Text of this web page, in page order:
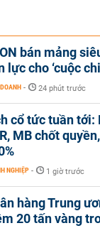
bán mảng
lực cho ‘cuộc
- 24 phút trước
cổ tức tuần tới:
MB chốt
NGHIỆP - 1 giờ trước
hàng Trung
20 tấn vàng